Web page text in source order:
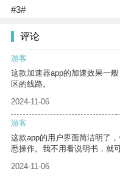
#3#
评论
游客
这款加速器app的加速效果一
区的线路。
2024-11-06
游客
这款app的用户界面简洁明了
悉操作。我不用看说明书，就
2024-11-06